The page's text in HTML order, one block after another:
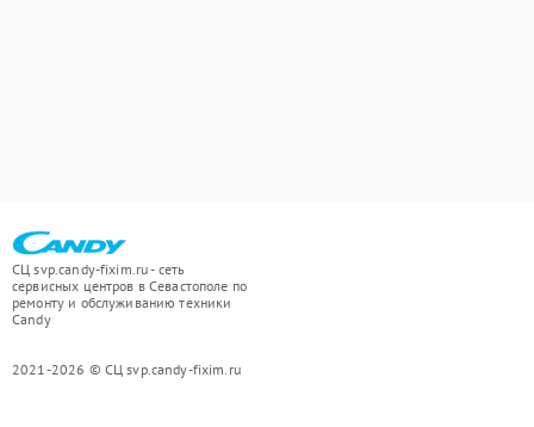
СЦ svp.candy-fixim.ru - сеть
сервисных центров в Севастополе по
ремонту и обслуживанию техники
Candy
2021-2026 © СЦ svp.candy-fixim.ru